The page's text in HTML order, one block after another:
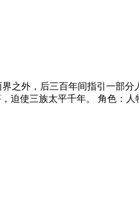
外，后三百年间指引一部分
迫使三族太平千年。 角色：人